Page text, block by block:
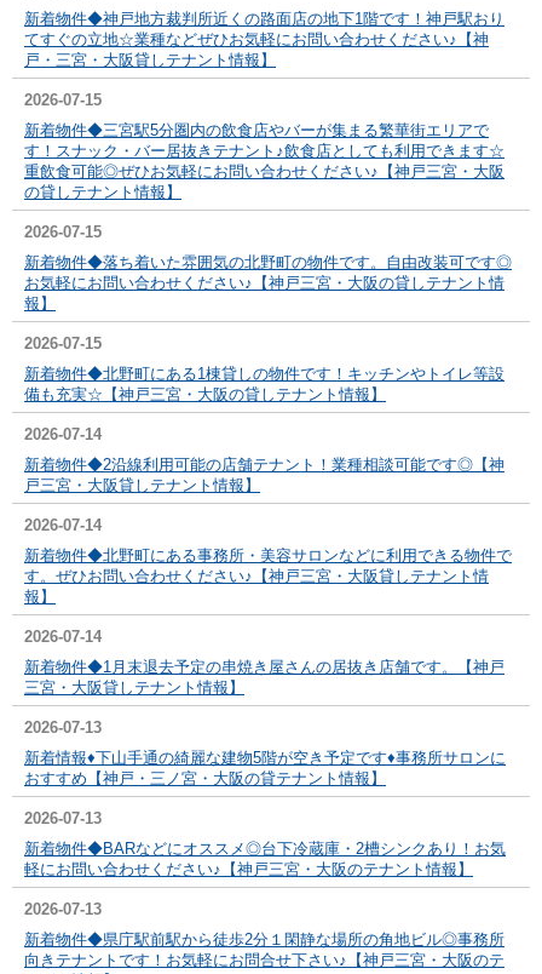
新着物件◆神戸地方裁判所近くの路面店の地下1階です！神戸駅おり
てすぐの立地☆業種などぜひお気軽にお問い合わせください♪【神
戸・三宮・大阪貸しテナント情報】
2026-07-15
新着物件◆三宮駅5分圏内の飲食店やバーが集まる繁華街エリアで
す！スナック・バー居抜きテナント♪飲食店としても利用できます☆
重飲食可能◎ぜひお気軽にお問い合わせください♪【神戸三宮・大阪
の貸しテナント情報】
2026-07-15
新着物件◆落ち着いた雰囲気の北野町の物件です。自由改装可です◎
お気軽にお問い合わせください♪【神戸三宮・大阪の貸しテナント情
報】
2026-07-15
新着物件◆北野町にある1棟貸しの物件です！キッチンやトイレ等設
備も充実☆【神戸三宮・大阪の貸しテナント情報】
2026-07-14
新着物件◆2沿線利用可能の店舗テナント！業種相談可能です◎【神
戸三宮・大阪貸しテナント情報】
2026-07-14
新着物件◆北野町にある事務所・美容サロンなどに利用できる物件で
す。ぜひお問い合わせください♪【神戸三宮・大阪貸しテナント情
報】
2026-07-14
新着物件◆1月末退去予定の串焼き屋さんの居抜き店舗です。【神戸
三宮・大阪貸しテナント情報】
2026-07-13
新着情報♦下山手通の綺麗な建物5階が空き予定です♦事務所サロンに
おすすめ【神戸・三ノ宮・大阪の貸テナント情報】
2026-07-13
新着物件◆BARなどにオススメ◎台下冷蔵庫・2槽シンクあり！お気
軽にお問い合わせください♪【神戸三宮・大阪のテナント情報】
2026-07-13
新着物件◆県庁駅前駅から徒歩2分１閑静な場所の角地ビル◎事務所
向きテナントです！お気軽にお問合せ下さい♪【神戸三宮・大阪のテ